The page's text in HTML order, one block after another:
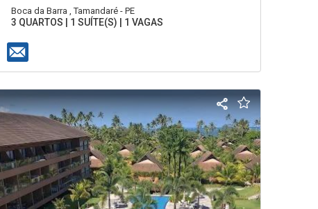
Boca da Barra , Tamandaré - PE
3 QUARTOS | 1 SUÍTE(S) | 1 VAGAS